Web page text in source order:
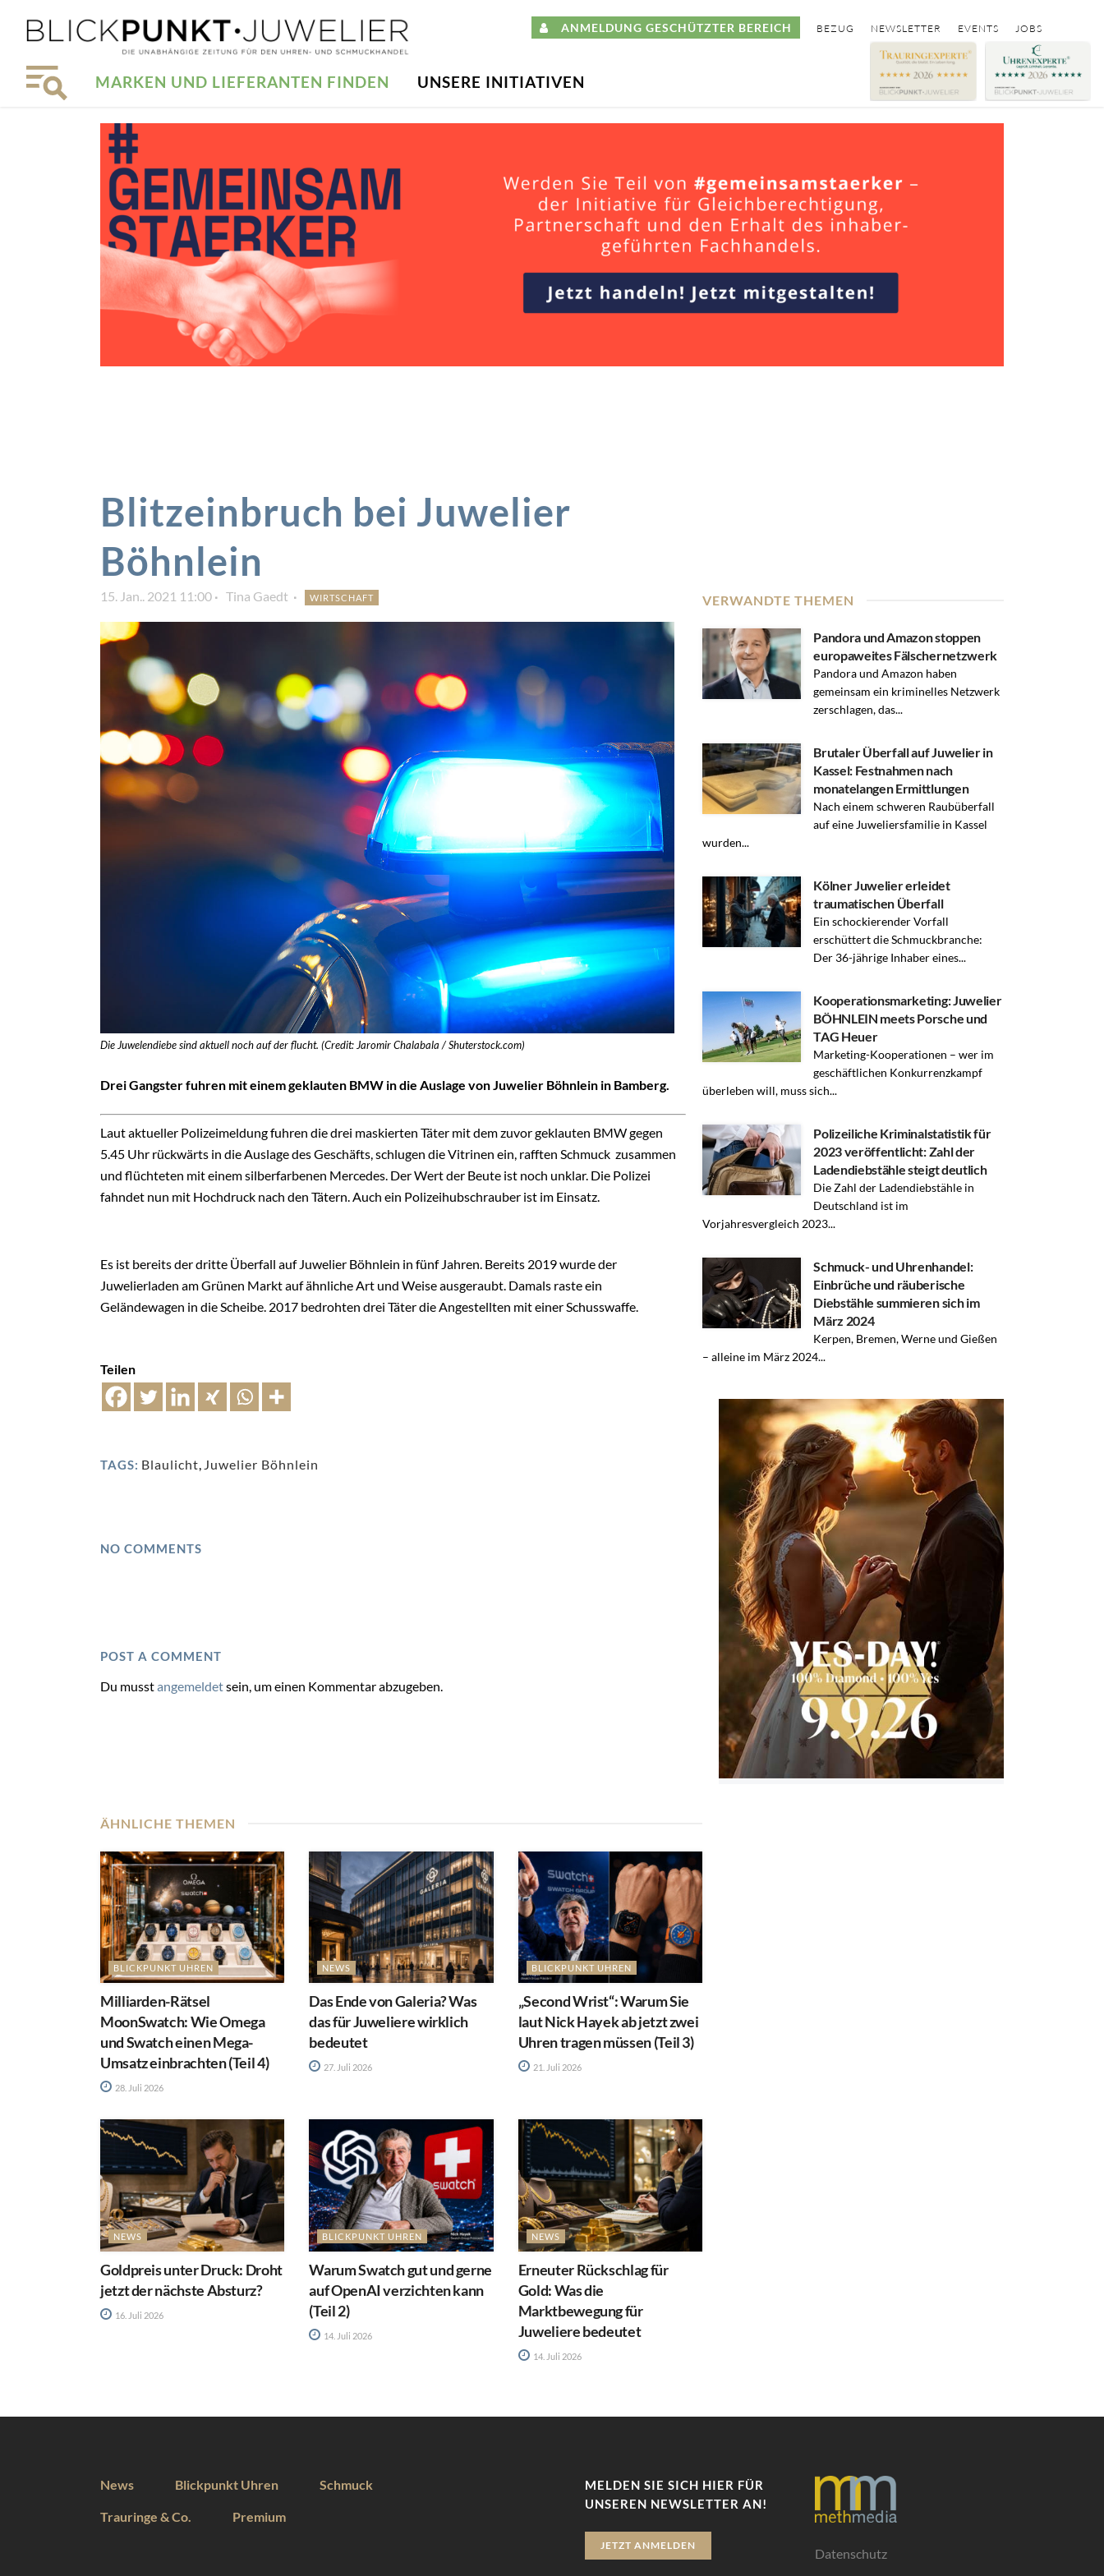
ANMELDUNG GESCHÜTZTER BEREICH BEZUG NEWSLETTER EVENTS JOBS
MARKEN UND LIEFERANTEN FINDEN UNSERE INITIATIVEN
Blitzeinbruch bei Juwelier
Böhnlein
15. Jan.. 2021 11:00 Tina Gaedt WIRTSCHAFT
Die Juwelendiebe sind aktuell noch auf der flucht. (Credit: Jaromir Chalabala / Shuterstock.com)
Drei Gangster fuhren mit einem geklauten BMW in die Auslage von Juwelier Böhnlein in Bamberg.
Laut aktueller Polizeimeldung fuhren die drei maskierten Täter mit dem zuvor geklauten BMW gegen
5.45 Uhr rückwärts in die Auslage des Geschäfts, schlugen die Vitrinen ein, rafften Schmuck zusammen
und flüchteten mit einem silberfarbenen Mercedes. Der Wert der Beute ist noch unklar. Die Polizei
fahndet nun mit Hochdruck nach den Tätern. Auch ein Polizeihubschrauber ist im Einsatz.
Es ist bereits der dritte Überfall auf Juwelier Böhnlein in fünf Jahren. Bereits 2019 wurde der
Juwelierladen am Grünen Markt auf ähnliche Art und Weise ausgeraubt. Damals raste ein
Geländewagen in die Scheibe. 2017 bedrohten drei Täter die Angestellten mit einer Schusswaffe.
Teilen
TAGS: Blaulicht Juwelier Böhnlein
NO COMMENTS
POST A COMMENT
Du musstangemeldetsein, um einen Kommentar abzugeben.
VERWANDTE THEMEN
Pandora und Amazon stoppen
europaweites Fälschernetzwerk
Pandora und Amazon haben
gemeinsam ein kriminelles Netzwerk
zerschlagen, das...
Brutaler Überfall auf Juwelier in
Kassel: Festnahmen nach
monatelangen Ermittlungen
Nach einem schweren Raubüberfall
auf eine Juweliersfamilie in Kassel
wurden...
Kölner Juwelier erleidet
traumatischen Überfall
Ein schockierender Vorfall
erschüttert die Schmuckbranche:
Der 36-jährige Inhaber eines...
Kooperationsmarketing: Juwelier
BÖHNLEIN meets Porsche und
TAG Heuer
Marketing-Kooperationen – wer im
geschäftlichen Konkurrenzkampf
überleben will, muss sich...
Polizeiliche Kriminalstatistik für
2023 veröffentlicht: Zahl der
Ladendiebstähle steigt deutlich
Die Zahl der Ladendiebstähle in
Deutschland ist im
Vorjahresvergleich 2023...
Schmuck- und Uhrenhandel:
Einbrüche und räuberische
Diebstähle summieren sich im
März 2024
Kerpen, Bremen, Werne und Gießen
– alleine im März 2024...
ÄHNLICHE THEMEN
BLICKPUNKT UHREN
Milliarden-Rätsel
MoonSwatch: Wie Omega
und Swatch einen Mega-
Umsatz einbrachten (Teil 4)
28. Juli 2026
NEWS
Das Ende von Galeria? Was
das für Juweliere wirklich
bedeutet
27. Juli 2026
BLICKPUNKT UHREN
„Second Wrist“: Warum Sie
laut Nick Hayek ab jetzt zwei
Uhren tragen müssen (Teil 3)
21. Juli 2026
NEWS
Goldpreis unter Druck: Droht
jetzt der nächste Absturz?
16. Juli 2026
BLICKPUNKT UHREN
Warum Swatch gut und gerne
auf OpenAI verzichten kann
(Teil 2)
14. Juli 2026
NEWS
Erneuter Rückschlag für
Gold: Was die
Marktbewegung für
Juweliere bedeutet
14. Juli 2026
News Blickpunkt Uhren Schmuck
Trauringe & Co. Premium
MELDEN SIE SICH HIER FÜR
UNSEREN NEWSLETTER AN!
JETZT ANMELDEN
Datenschutz